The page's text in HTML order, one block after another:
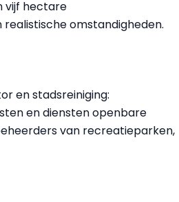
vijf hectare
omstandigheden.
en stadsreiniging:
en diensten openbare
van recreatieparken,